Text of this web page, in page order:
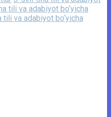
tili va adabiyot bo‘yicha
tili va adabiyot bo‘yicha